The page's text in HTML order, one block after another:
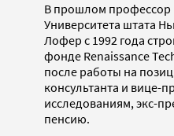
В прошлом профессор
Университета штата
Лофер с 1992 года
фонде Renaissance
после работы на
консультанта и вице-
исследованиям, экс-
пенсию.